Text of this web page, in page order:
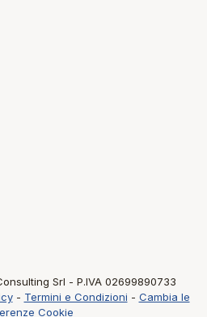
Srl - P.IVA 02699890733
- Termini e Condizioni - Cambia le
Cookie